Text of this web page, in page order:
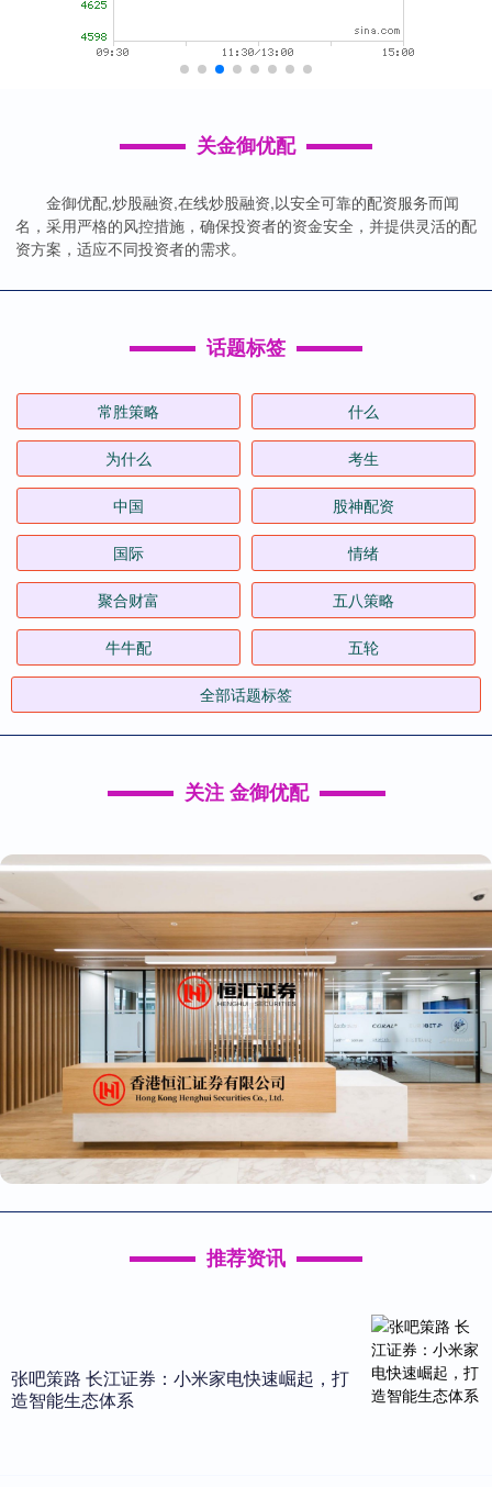
关金御优配
金御优配,炒股融资,在线炒股融资,以安全可靠的配资服务而闻
名，采用严格的风控措施，确保投资者的资金安全，并提供灵活的配
资方案，适应不同投资者的需求。
话题标签
常胜策略 什么
为什么 考生
中国 股神配资
国际 情绪
聚合财富 五八策略
牛牛配 五轮
全部话题标签
关注 金御优配
推荐资讯
张吧策路 长江证券：小米家电快速崛起，打
造智能生态体系